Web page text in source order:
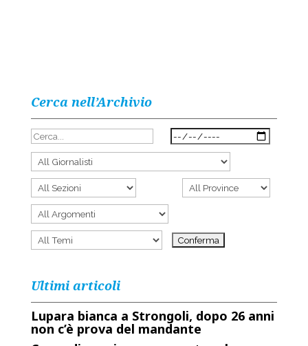
Cerca nell’Archivio
Ultimi articoli
Lupara bianca a Strongoli, dopo 26 anni
non c’è prova del mandante